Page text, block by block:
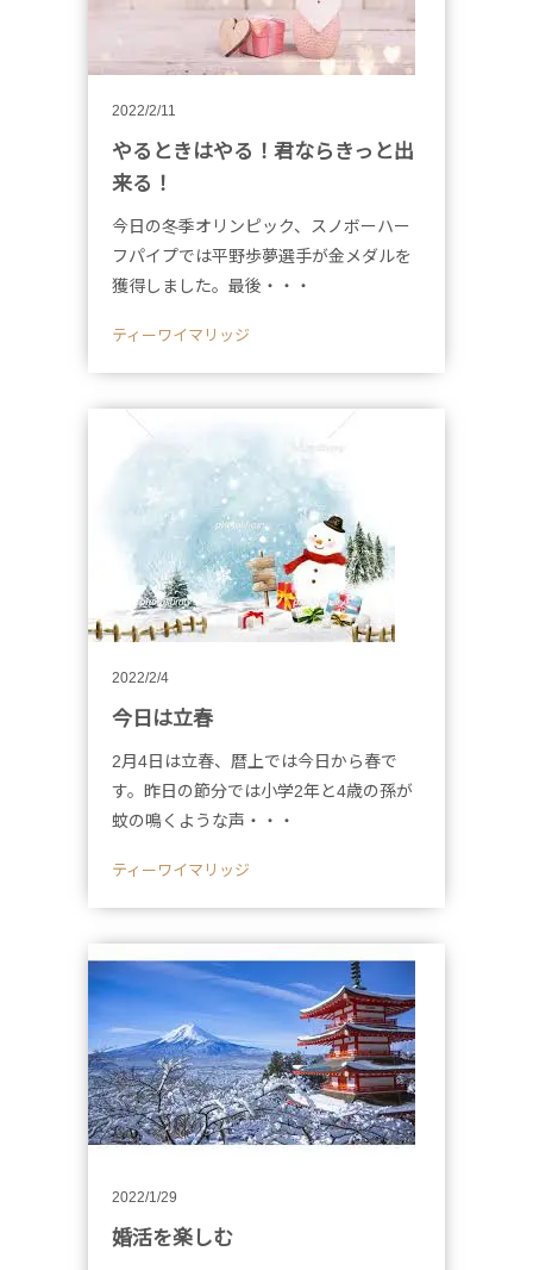
2022/2/11
やるときはやる！君ならきっと出
来る！
今日の冬季オリンピック、スノボーハー
フパイプでは平野歩夢選手が金メダルを
獲得しました。最後・・・
ティーワイマリッジ
2022/2/4
今日は立春
2月4日は立春、暦上では今日から春で
す。昨日の節分では小学2年と4歳の孫が
蚊の鳴くような声・・・
ティーワイマリッジ
2022/1/29
婚活を楽しむ